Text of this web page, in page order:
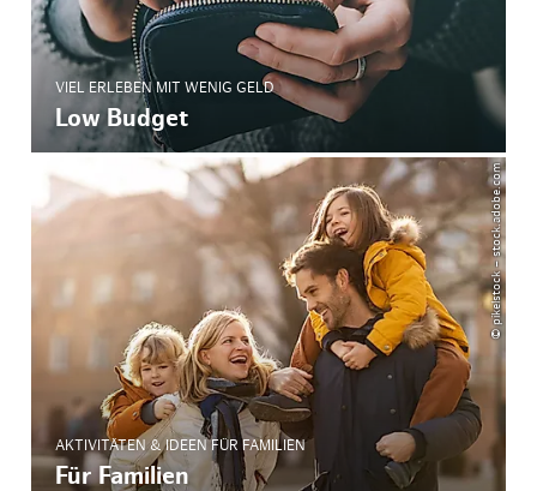
VIEL ERLEBEN MIT WENIG GELD
Low Budget
© pikelstock – stock.adobe.com
AKTIVITÄTEN & IDEEN FÜR FAMILIEN
Für Familien